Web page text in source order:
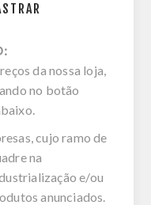
da nossa loja,
no botão
cujo ramo de
na
e/ou
anunciados.